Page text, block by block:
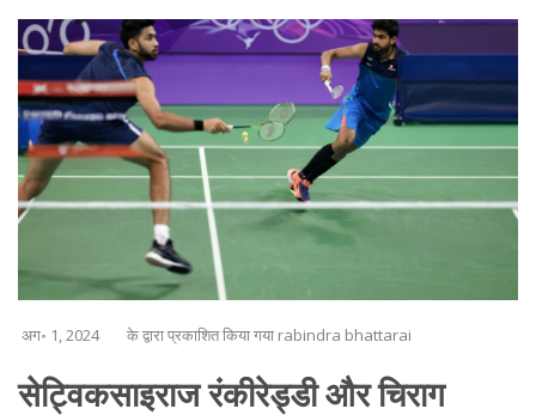
अग॰ 1, 2024 के द्वारा प्रकाशित किया गया rabindra bhattarai
सेट्विकसाइराज रंकीरेड्डी और चिराग